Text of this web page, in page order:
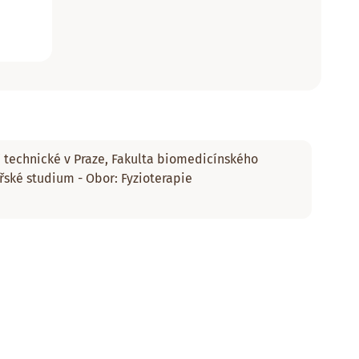
technické v Praze, Fakulta biomedicínského
studium - Obor: Fyzioterapie